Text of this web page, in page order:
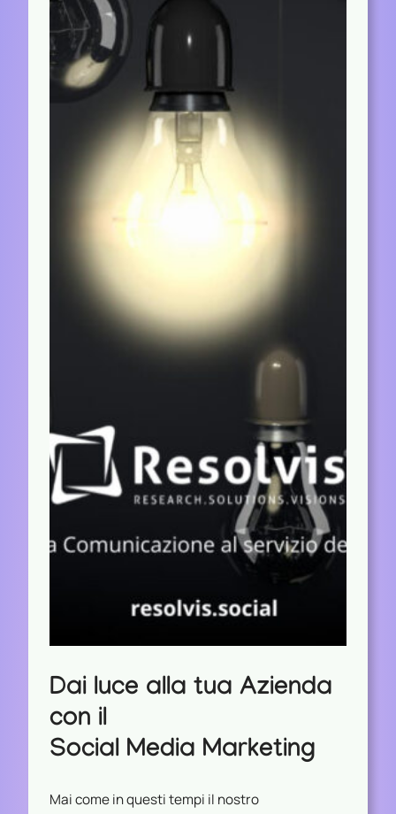
Dai luce alla tua Azienda
con il
Social Media Marketing
Mai come in questi tempi il nostro